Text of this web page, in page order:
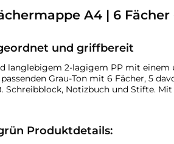
A4 | 6 Fächer
und griffbereit
langlebigem 2-lagigem PP mit
Grau-Ton mit 6 Fächer, 5
Schreibblock, Notizbuch und Stifte.
Produktdetails: